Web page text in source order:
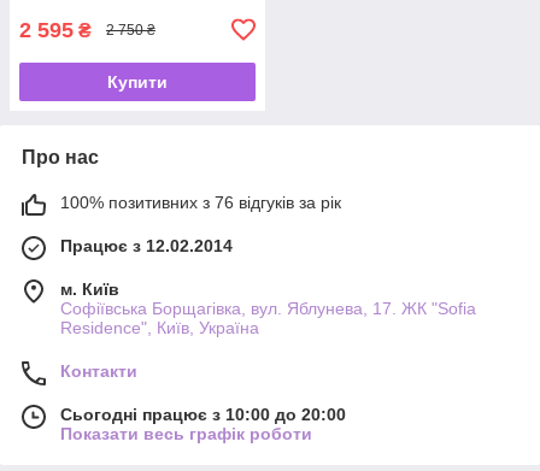
2 595 ₴ 2 750 ₴
Купити
Про нас
100% позитивних з 76 відгуків за рік
Працює з 12.02.2014
м. Київ
Софіївська Борщагівка, вул. Яблунева, 17. ЖК "Sofia
Residence", Київ, Україна
Контакти
Сьогодні працює з 10:00 до 20:00
Показати весь графік роботи